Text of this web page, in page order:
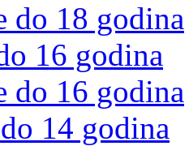
do 18 godina
16 godina
do 16 godina
14 godina